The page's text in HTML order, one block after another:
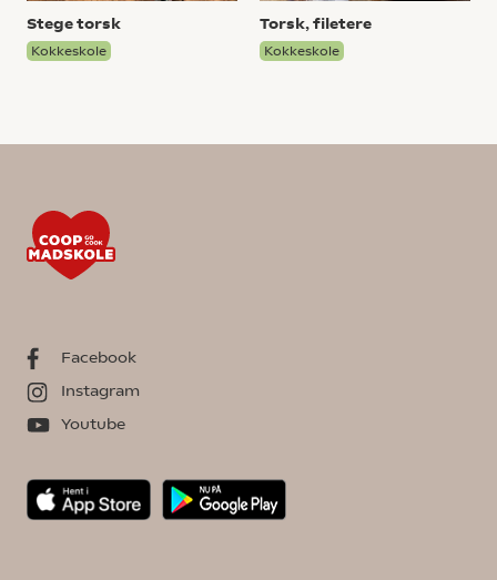
Stege torsk
Kokkeskole
Torsk, filetere
Kokkeskole
Facebook
Instagram
Youtube